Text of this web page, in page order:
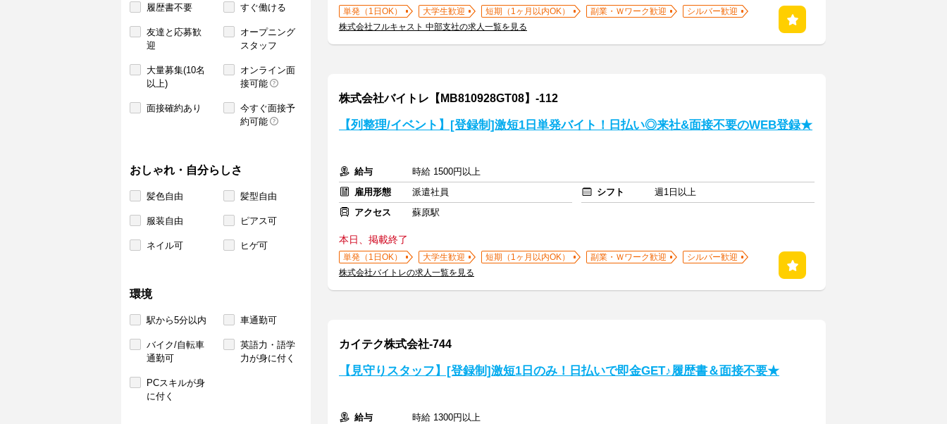
履歴書不要 すぐ働ける
友達と応募歓
迎
オープニング
スタッフ
大量募集(10名
以上)
オンライン面
接可能
面接確約あり
今すぐ面接予
約可能
おしゃれ・自分らしさ
髪色自由 髪型自由
服装自由 ピアス可
ネイル可 ヒゲ可
環境
駅から5分以内 車通勤可
バイク/自転車
通勤可
英語力・語学
力が身に付く
PCスキルが身
に付く
単発（1日OK） 大学生歓迎 短期（1ヶ月以内OK） 副業・Ｗワーク歓迎
シルバー歓迎
株式会社フルキャスト 中部支社の求人一覧を見る
株式会社バイトレ【MB810928GT08】-112
【列整理/イベント】[登録制]激短1日単発バイト！日払い◎来社&面接不要のWEB登録★
給与
時給 1500円以上
雇用形態
派遣社員 シフト
週1日以上
アクセス
蘇原駅
本日、掲載終了
単発（1日OK） 大学生歓迎 短期（1ヶ月以内OK） 副業・Ｗワーク歓迎
シルバー歓迎
株式会社バイトレの求人一覧を見る
カイテク株式会社-744
【見守りスタッフ】[登録制]激短1日のみ！日払いで即金GET♪履歴書＆面接不要★
給与 時給 1300円以上